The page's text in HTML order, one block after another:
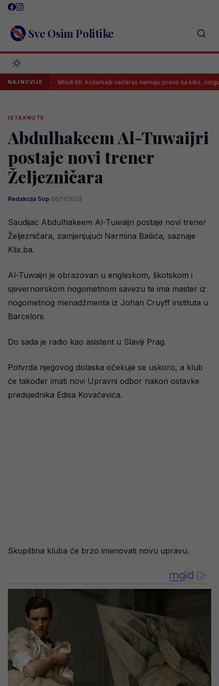
Skip
content Sve Osim Politike
NAJNOVIJEMladi bh. košarkaši večeras nemaju pravo na kiks, osiguran
ISTAKNUTE
Abdulhakeem Al-Tuwaijri
postaje novi trener
Željezničara
Redakcija Sop·06/11/2023
Saudijac Abdulhakeem Al-Tuwaijri postaje novi trener
Željezničara, zamjenjujući Nermina Bašića, saznaje
Klix.ba.
Al-Tuwaijri je obrazovan u engleskom, škotskom i
sjevernoirskom nogometnom savezu te ima master iz
nogometnog menadžmenta iz Johan Cruyff instituta u
Barceloni.
Do sada je radio kao asistent u Slaviji Prag.
Potvrda njegovog dolaska očekuje se uskoro, a klub
će također imati novi Upravni odbor nakon ostavke
predsjednika Edisa Kovačevića.
Skupština kluba će brzo imenovati novu upravu.